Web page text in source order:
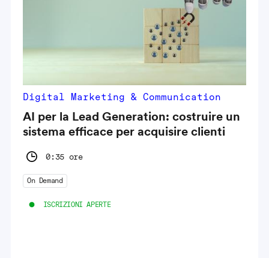
Digital Marketing & Communication
AI per la Lead Generation: costruire un
sistema efficace per acquisire clienti
0:35 ore
On Demand
ISCRIZIONI APERTE